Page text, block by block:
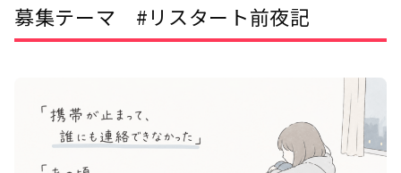
募集テーマ #リスタート前夜記